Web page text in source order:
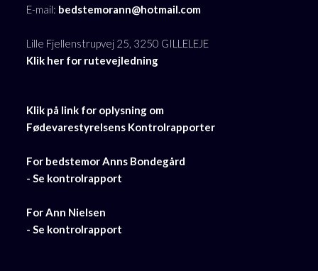
E-mail: bedstemorann@hotmail.com
Lille Fjellenstrupvej 25, 3250 GILLELEJE
Klik her for rutevejledning
​Klik på link for oplysning om
​Fødevarestyrelsens Kontrolrapporter
For bedstemor Anns Bondegård
​- Se kontrolrapport
​For Ann Nielsen
​- Se kontrolrapport